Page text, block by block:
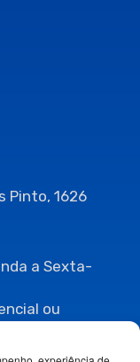
Pinto, 1626
a Sexta-
ou